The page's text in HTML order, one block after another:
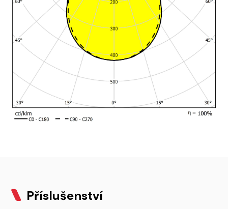
Příslušenství